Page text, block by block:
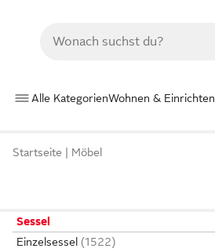
Alle KategorienWohnen & Einrichten
Startseite Möbel
Sessel
Einzelsessel